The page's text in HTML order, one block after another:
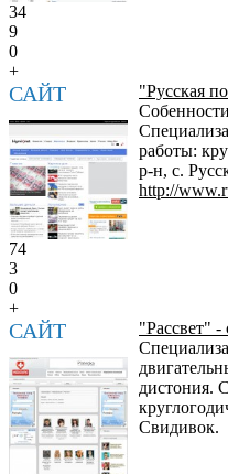
34
9
0
+
САЙТ
"Русская
работы:
р-н, с.
http://
74
3
0
+
САЙТ
"Рассвет" -
дистония.
Свидивок.